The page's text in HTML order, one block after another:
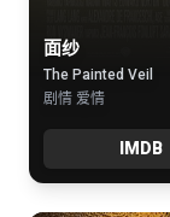
面纱
The Painted Veil
剧情 爱情
IMDB